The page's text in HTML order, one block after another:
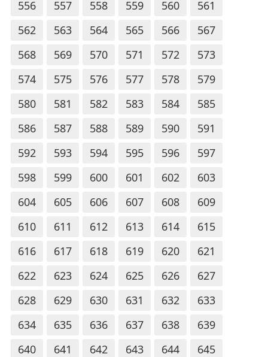
556
557 558 559 560
561
562
563 564 565 566
567
568
569 570 571 572
573
574
575 576 577 578
579
580
581 582 583 584
585
586
587 588 589 590
591
592
593 594 595 596
597
598
599 600 601 602
603
604
605 606 607 608
609
610
611 612 613 614
615
616
617 618 619 620
621
622
623 624 625 626
627
628
629 630 631 632
633
634
635 636 637 638
639
640
641 642 643 644
645